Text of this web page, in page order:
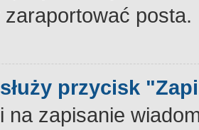
zaraportować posta.
przycisk
na zapisanie